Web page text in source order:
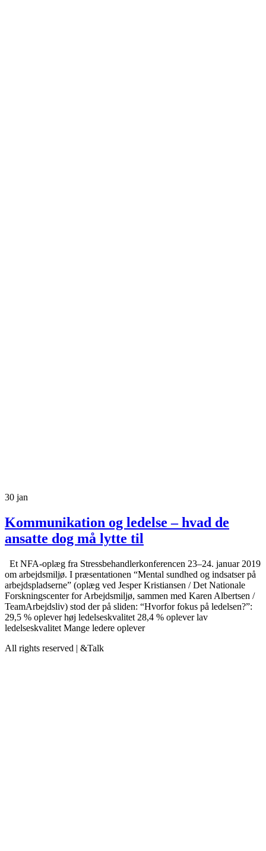
30 jan
Kommunikation og ledelse – hvad de
ansatte dog må lytte til
Et NFA-oplæg fra Stressbehandlerkonferencen 23–24. januar 2019
om arbejdsmiljø. I præsentationen “Mental sundhed og indsatser på
arbejdspladserne” (oplæg ved Jesper Kristiansen / Det Nationale
Forskningscenter for Arbejdsmiljø, sammen med Karen Albertsen /
TeamArbejdsliv) stod der på sliden: “Hvorfor fokus på ledelsen?”:
29,5 % oplever høj ledelseskvalitet 28,4 % oplever lav
ledelseskvalitet Mange ledere oplever
All rights reserved | &Talk